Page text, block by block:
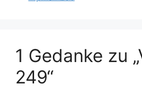
1 Gedanke zu
249“